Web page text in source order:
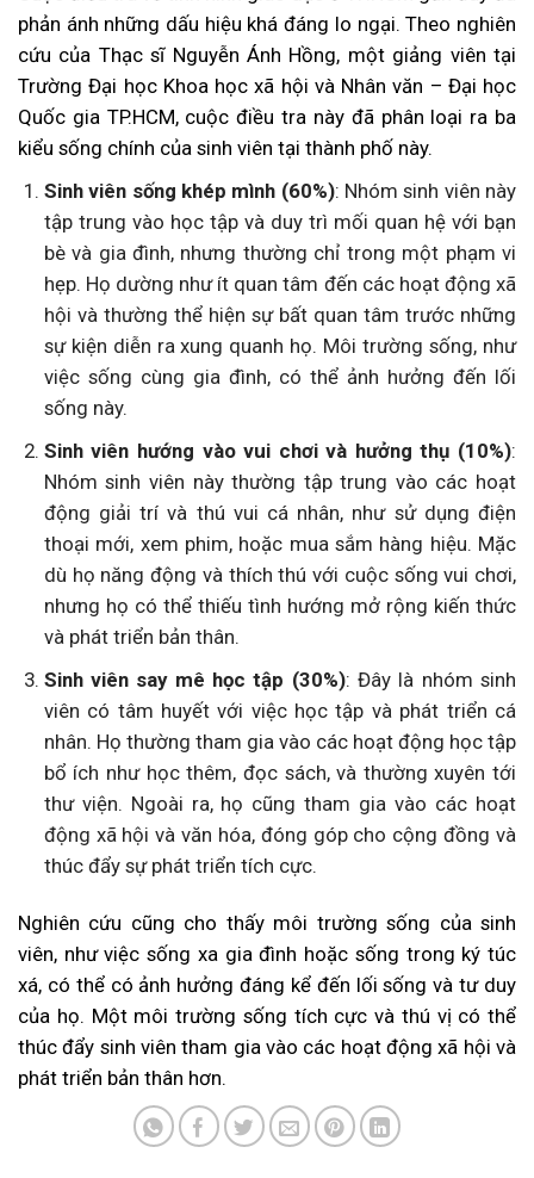
phản ánh những dấu hiệu khá đáng lo ngại. Theo nghiên
cứu của Thạc sĩ Nguyễn Ánh Hồng, một giảng viên tại
Trường Đại học Khoa học xã hội và Nhân văn – Đại học
Quốc gia TP.HCM, cuộc điều tra này đã phân loại ra ba
kiểu sống chính của sinh viên tại thành phố này.
Sinh viên sống khép mình (60%): Nhóm sinh viên này
tập trung vào học tập và duy trì mối quan hệ với bạn
bè và gia đình, nhưng thường chỉ trong một phạm vi
hẹp. Họ dường như ít quan tâm đến các hoạt động xã
hội và thường thể hiện sự bất quan tâm trước những
sự kiện diễn ra xung quanh họ. Môi trường sống, như
việc sống cùng gia đình, có thể ảnh hưởng đến lối
sống này.
Sinh viên hướng vào vui chơi và hưởng thụ (10%):
Nhóm sinh viên này thường tập trung vào các hoạt
động giải trí và thú vui cá nhân, như sử dụng điện
thoại mới, xem phim, hoặc mua sắm hàng hiệu. Mặc
dù họ năng động và thích thú với cuộc sống vui chơi,
nhưng họ có thể thiếu tình hướng mở rộng kiến thức
và phát triển bản thân.
Sinh viên say mê học tập (30%): Đây là nhóm sinh
viên có tâm huyết với việc học tập và phát triển cá
nhân. Họ thường tham gia vào các hoạt động học tập
bổ ích như học thêm, đọc sách, và thường xuyên tới
thư viện. Ngoài ra, họ cũng tham gia vào các hoạt
động xã hội và văn hóa, đóng góp cho cộng đồng và
thúc đẩy sự phát triển tích cực.
Nghiên cứu cũng cho thấy môi trường sống của sinh
viên, như việc sống xa gia đình hoặc sống trong ký túc
xá, có thể có ảnh hưởng đáng kể đến lối sống và tư duy
của họ. Một môi trường sống tích cực và thú vị có thể
thúc đẩy sinh viên tham gia vào các hoạt động xã hội và
phát triển bản thân hơn.